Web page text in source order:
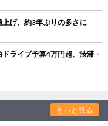
げ、約3年ぶりの多さに
ライブ予算4万円超、渋滞・
もっと見る